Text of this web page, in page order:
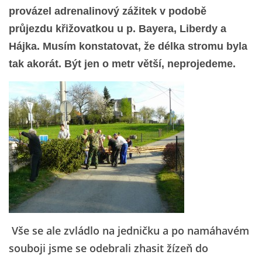
© 2026 eStránky.cz
provázel adrenalinový zážitek v podobě
průjezdu křižovatkou u p. Bayera, Liberdy a
Hájka. Musím konstatovat, že délka stromu byla
tak akorát. Být jen o metr větší, neprojedeme.
Vše se ale zvládlo na jedničku a po namáhavém
souboji jsme se odebrali zhasit žízeň do